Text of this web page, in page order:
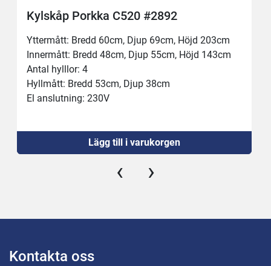
Kylskåp Porkka C520 #2892
Yttermått: Bredd 60cm, Djup 69cm, Höjd 203cm
Innermått: Bredd 48cm, Djup 55cm, Höjd 143cm
Antal hylllor: 4
Hyllmått: Bredd 53cm, Djup 38cm
El anslutning: 230V
Lägg till i varukorgen
‹ ›
Kontakta oss